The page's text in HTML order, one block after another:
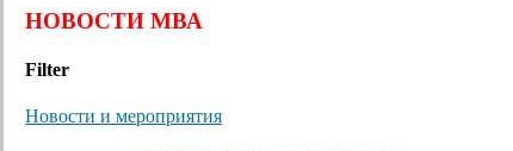
НОВОСТИ МВА
Filter
Новости и мероприятия